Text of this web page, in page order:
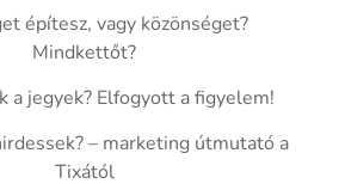
építesz, vagy közönséget?
Mindkettőt?
a jegyek? Elfogyott a figyelem!
– marketing útmutató a
Tixától